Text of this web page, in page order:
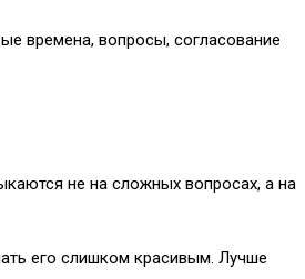
времена, вопросы, согласование
не на сложных вопросах, а на
его слишком красивым. Лучше